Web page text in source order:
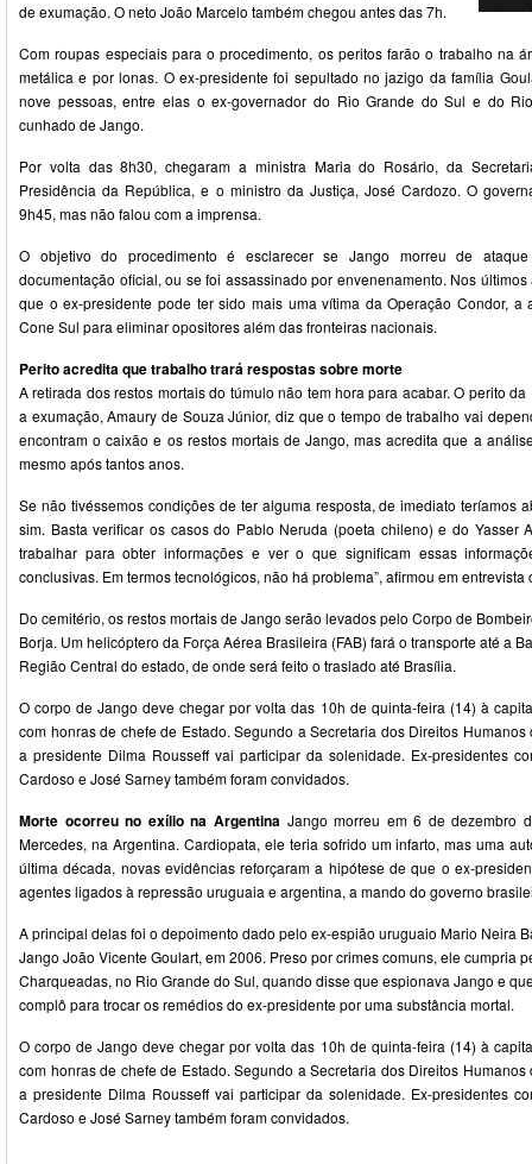
de exumação. O neto João Marcelo também chegou antes das 7h.
Com roupas especiais para o procedimento, os peritos farão o trabalho na
metálica e por lonas. O ex-presidente foi sepultado no jazigo da família
nove pessoas, entre elas o ex-governador do Rio Grande do Sul e do
cunhado de Jango.
Por volta das 8h30, chegaram a ministra Maria do Rosário, da
Presidência da República, e o ministro da Justiça, José Cardozo. O
9h45, mas não falou com a imprensa.
O objetivo do procedimento é esclarecer se Jango morreu de
documentação oficial, ou se foi assassinado por envenenamento. Nos
que o ex-presidente pode ter sido mais uma vítima da Operação Condor, a
Cone Sul para eliminar opositores além das fronteiras nacionais.
Perito acredita que trabalho trará respostas sobre morte
A retirada dos restos mortais do túmulo não tem hora para acabar. O perito
a exumação, Amaury de Souza Júnior, diz que o tempo de trabalho vai
encontram o caixão e os restos mortais de Jango, mas acredita que a
mesmo após tantos anos.
Se não tivéssemos condições de ter alguma resposta, de imediato teríamos
sim. Basta verificar os casos do Pablo Neruda (poeta chileno) e do Yasser
trabalhar para obter informações e ver o que significam essas
conclusivas. Em termos tecnológicos, não há problema”, afirmou em entrevista
Do cemitério, os restos mortais de Jango serão levados pelo Corpo de
Borja. Um helicóptero da Força Aérea Brasileira (FAB) fará o transporte até a
Região Central do estado, de onde será feito o traslado até Brasília.
O corpo de Jango deve chegar por volta das 10h de quinta-feira (14) à
com honras de chefe de Estado. Segundo a Secretaria dos Direitos
a presidente Dilma Rousseff vai participar da solenidade. Ex-presidentes
Cardoso e José Sarney também foram convidados.
Morte ocorreu no exílio na Argentina Jango morreu em 6 de dezembro
Mercedes, na Argentina. Cardiopata, ele teria sofrido um infarto, mas uma
última década, novas evidências reforçaram a hipótese de que o ex-
agentes ligados à repressão uruguaia e argentina, a mando do governo
A principal delas foi o depoimento dado pelo ex-espião uruguaio Mario Neira
Jango João Vicente Goulart, em 2006. Preso por crimes comuns, ele cumpria
Charqueadas, no Rio Grande do Sul, quando disse que espionava Jango e
complô para trocar os remédios do ex-presidente por uma substância mortal.
O corpo de Jango deve chegar por volta das 10h de quinta-feira (14) à
com honras de chefe de Estado. Segundo a Secretaria dos Direitos
a presidente Dilma Rousseff vai participar da solenidade. Ex-presidentes
Cardoso e José Sarney também foram convidados.